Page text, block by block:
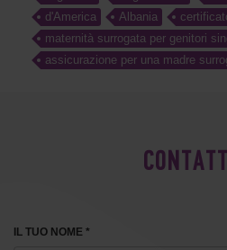
d'America
Albania
maternità surrogata per genitori
assicurazione per una madre
IL TUO NOME *